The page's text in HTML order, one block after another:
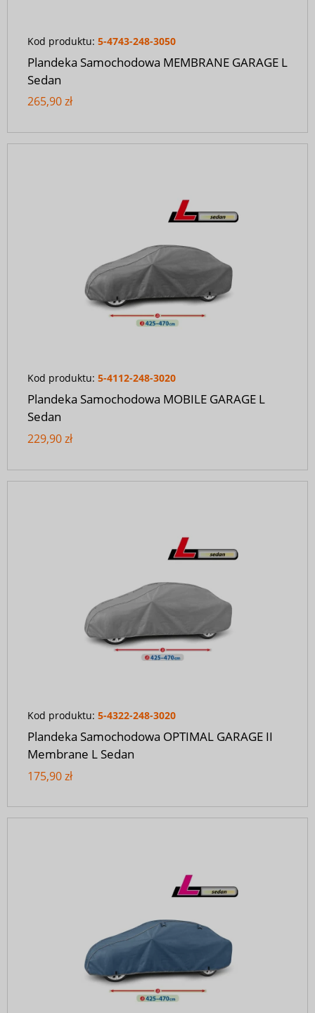
Kod produktu: 5-4743-248-3050
Plandeka Samochodowa MEMBRANE GARAGE L
Sedan
265,90 zł
Kod produktu: 5-4112-248-3020
Plandeka Samochodowa MOBILE GARAGE L
Sedan
229,90 zł
Kod produktu: 5-4322-248-3020
Plandeka Samochodowa OPTIMAL GARAGE II
Membrane L Sedan
175,90 zł